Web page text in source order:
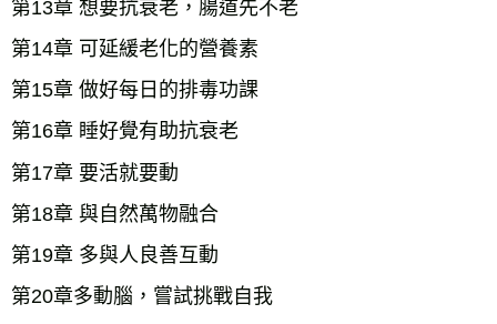
第13章 想要抗衰老，腸道先不老
第14章 可延緩老化的營養素
第15章 做好每日的排毒功課
第16章 睡好覺有助抗衰老
第17章 要活就要動
第18章 與自然萬物融合
第19章 多與人良善互動
第20章多動腦，嘗試挑戰自我